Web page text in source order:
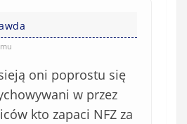
oni poprostu się
w przez
kto zapaci NFZ za